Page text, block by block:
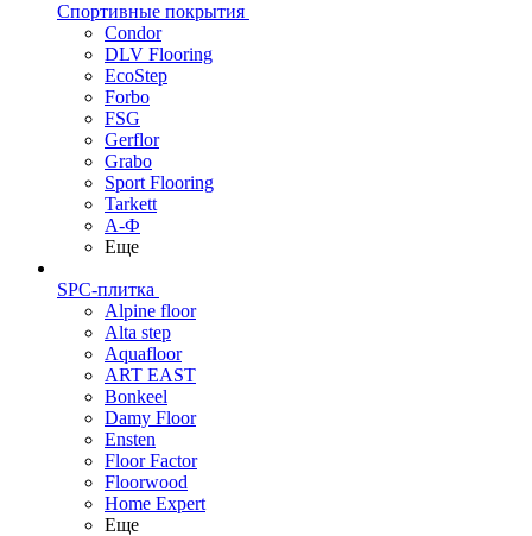
Спортивные покрытия
Condor
DLV Flooring
EcoStep
Forbo
FSG
Gerflor
Grabo
Sport Flooring
Tarkett
А-Ф
Еще
SPC-плитка
Alpine floor
Alta step
Aquafloor
ART EAST
Bonkeel
Damy Floor
Ensten
Floor Factor
Floorwood
Home Expert
Еще